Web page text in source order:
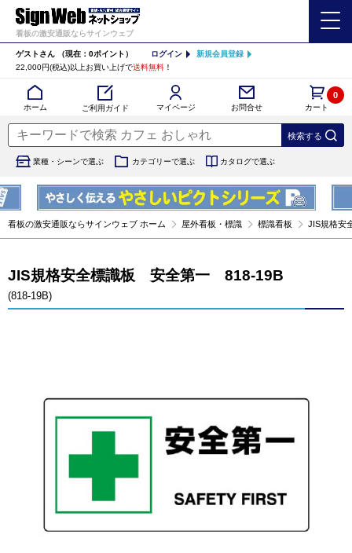
看板の激安通販ならサインウェブ
ゲストさん （現在：0ポイント） ログイン
新規会員登録
22,000円(税込)以上お買い上げで送料無料 ！
ホーム ご利用ガイド マイページ お問合せ カート
0
業種・シーンで選ぶ カテゴリーで選ぶ カタログで選ぶ
看板の激安通販ならサインウェブ ホーム 屋外看板・標識 標識看板 JIS規格安
JIS規格安全標識板 安全第一 818-19B
(818-19B)